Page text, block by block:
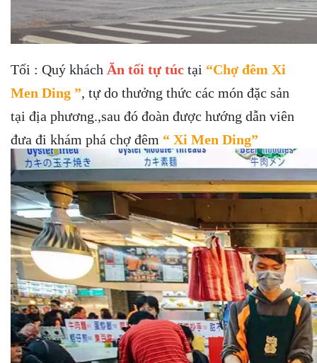
Tối : Quý khách Ăn tối tự túc tại “Chợ đêm Xi
Men Ding ”, tự do thưởng thức các món đặc sản
tại địa phương.,sau đó đoàn được hướng dẫn viên
đưa đi khám phá chợ đêm “ Xi Men Ding”